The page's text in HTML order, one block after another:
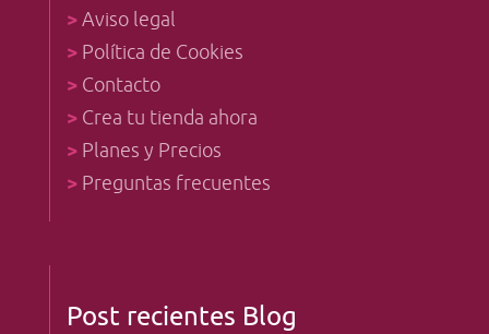
>Aviso legal
> Política de Cookies
> Contacto
> Crea tu tienda ahora
> Planes y Precios
> Preguntas frecuentes
Post recientes Blog